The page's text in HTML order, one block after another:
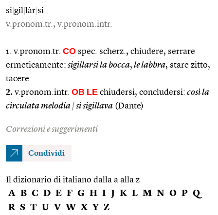
si gil làr si
v.pronom.tr., v.pronom.intr.
1. v.pronom.tr. CO spec. scherz., chiudere, serrare
ermeticamente: sigillarsi la bocca, le labbra, stare zitto,
tacere
2. v.pronom.intr. OB LE chiudersi, concludersi: così la
circulata melodia |si sigillava (Dante)
Correzioni e suggerimenti
Condividi
Il dizionario di italiano dalla a alla z
A B C D E F G H I J K L M N O P Q
R S T U V W X Y Z